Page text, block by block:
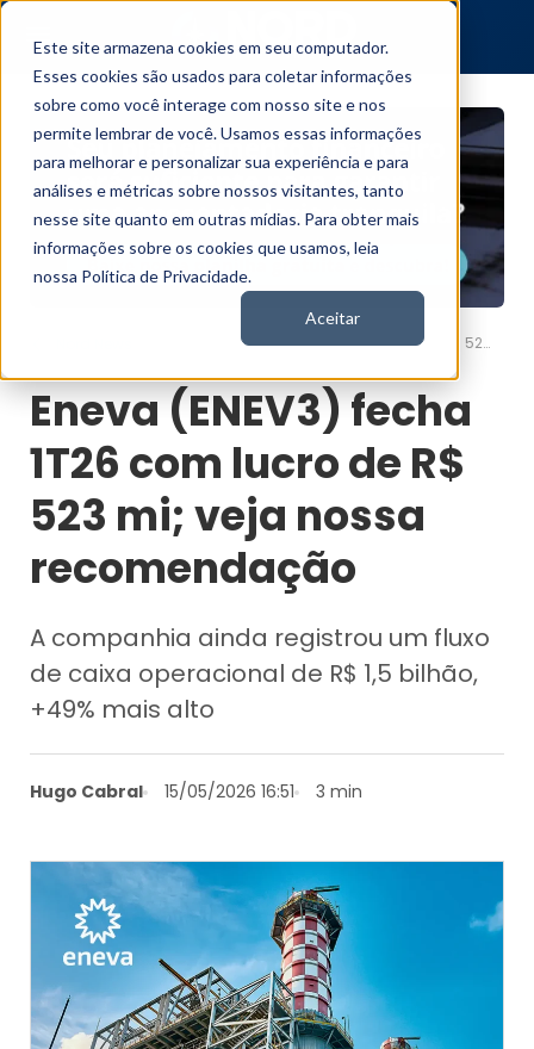
Este site armazena cookies em seu computador.
Esses cookies são usados para coletar informações
sobre como você interage com nosso site e nos
permite lembrar de você. Usamos essas informações
para melhorar e personalizar sua experiência e para
análises e métricas sobre nossos visitantes, tanto
nesse site quanto em outras mídias. Para obter mais
informações sobre os cookies que usamos, leia
nossa Política de Privacidade.
Aceitar
Eneva (ENEV3) fecha 1T26 com lucro de R$ 523 mi; veja nossa recomendação
Eneva (ENEV3) fecha
1T26 com lucro de R$
523 mi; veja nossa
recomendação
A companhia ainda registrou um fluxo
de caixa operacional de R$ 1,5 bilhão,
+49% mais alto
Hugo Cabral 15/05/2026 16:51 3 min